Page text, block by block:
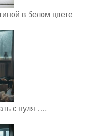
в белом цвете
с нуля ….